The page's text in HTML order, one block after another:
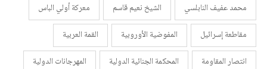
محمد عفيف النابلسي
الشيخ نعيم قاسم
معركة أولي الباس
مقاطعة إسرائيل
المفوضية الأوروبية
القمة العربية
انتصار المقاومة
المحكمة الجنائية الدولية المهرجانات الدولية